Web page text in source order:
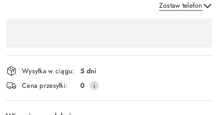
Zostaw telefon
płatność
i
dostawa
Wysyłka w ciągu:
5 dni
Cena przesyłki:
0